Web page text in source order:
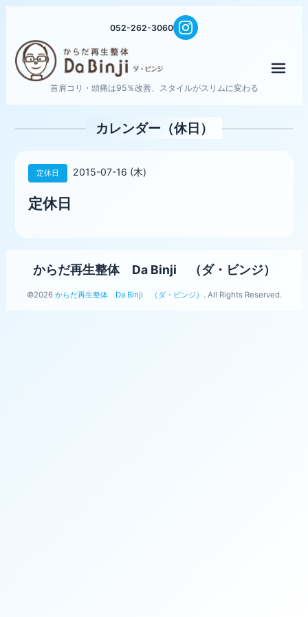
052-262-3060
首肩コリ・頭痛は95％改善、スタイルがスリムに変わる
カレンダー（休日）
定休日 2015-07-16 (木)
定休日
からだ再生整体 Da Binji （ダ・ビンジ）
©2026 からだ再生整体 Da Binji （ダ・ビンジ） . All Rights Reserved.